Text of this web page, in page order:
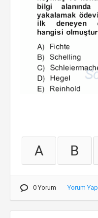
A B
0 Yorum Yorum Yap